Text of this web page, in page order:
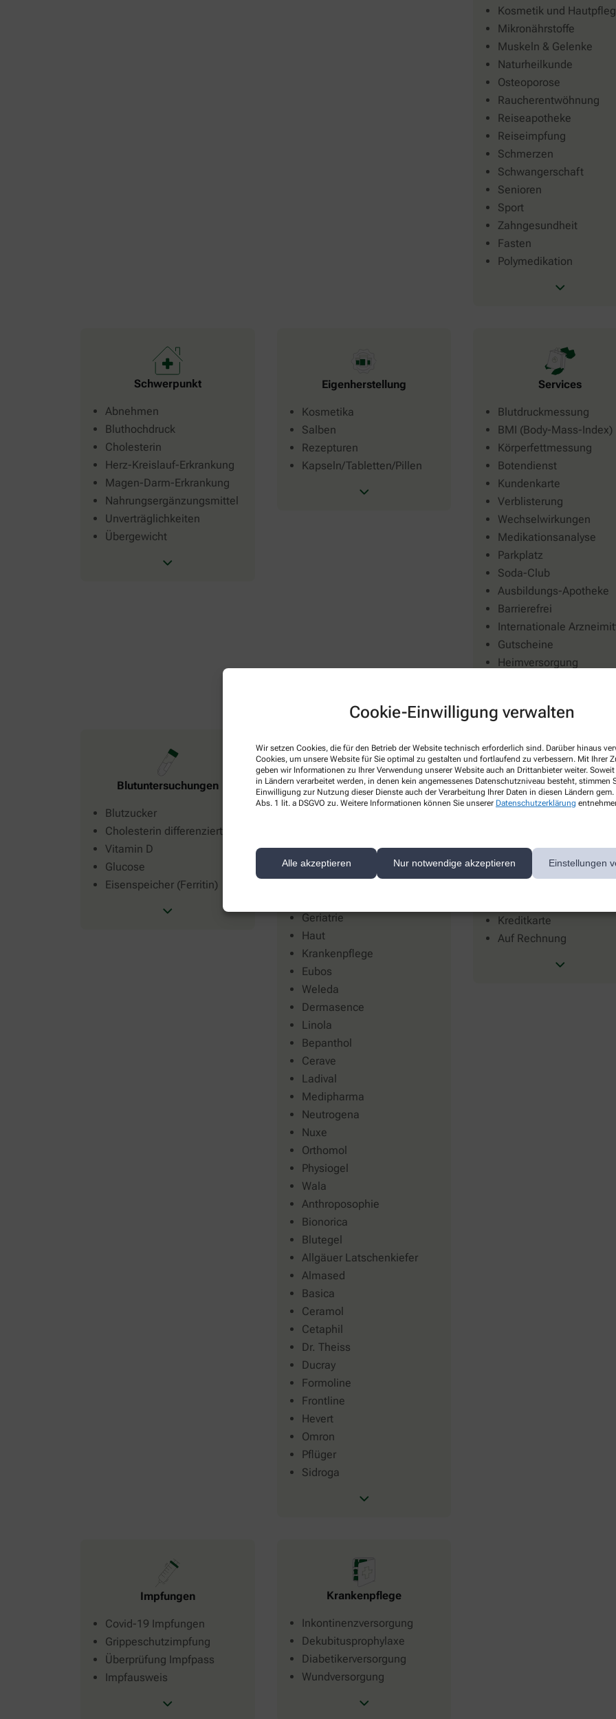
Cookie-Einwilligung verwalten
Wir setzen Cookies, die für den Betrieb der Website technisch erforderlich sind. Darüber hinaus
Cookies, um unsere Website für Sie optimal zu gestalten und fortlaufend zu verbessern. Mit Ihrer
geben wir Informationen zu Ihrer Verwendung unserer Website auch an Drittanbieter weiter.
in Ländern verarbeitet werden, in denen kein angemessenes Datenschutzniveau besteht, stimmen
Einwilligung zur Nutzung dieser Dienste auch der Verarbeitung Ihrer Daten in diesen Ländern
Abs. 1 lit. a DSGVO zu. Weitere Informationen können Sie unserer Datenschutzerklärung
Alle akzeptieren Nur notwendige akzeptieren Einstellungen
Kosmetik und
Mikronährstoffe
Muskeln & Gelenke
Naturheilkunde
Osteoporose
Raucherentwöhnung
Reiseapotheke
Reiseimpfung
Schmerzen
Schwangerschaft
Senioren
Sport
Zahngesundheit
Fasten
Polymedikation
Schwerpunkt
Abnehmen
Bluthochdruck
Cholesterin
Herz-Kreislauf-Erkrankung
Magen-Darm-Erkrankung
Nahrungsergänzungsmittel
Unverträglichkeiten
Übergewicht
Eigenherstellung
Kosmetika
Salben
Rezepturen
Kapseln/Tabletten/Pillen
Services
Blutdruckmessung
BMI (Body-Mass-Index)
Körperfettmessung
Botendienst
Kundenkarte
Verblisterung
Wechselwirkungen
Medikationsanalyse
Parkplatz
Soda-Club
Ausbildungs-Apotheke
Barrierefrei
Internationale
Gutscheine
Heimversorgung
Blutuntersuchungen
Blutzucker
Cholesterin differenziert
Vitamin D
Glucose
Eisenspeicher (Ferritin)
Spezialisierungen
(Medipharma)
La Roche-Posay
Biochemie/Schüssler Salze
Geriatrie
Haut
Krankenpflege
Eubos
Weleda
Dermasence
Linola
Bepanthol
Cerave
Ladival
Medipharma
Neutrogena
Nuxe
Orthomol
Physiogel
Wala
Anthroposophie
Bionorica
Blutegel
Allgäuer Latschenkiefer
Almased
Basica
Ceramol
Cetaphil
Dr. Theiss
Ducray
Formoline
Frontline
Hevert
Omron
Pflüger
Sidroga
Zahlungsarten
Mastercard
Paypal
Kreditkarte
Auf Rechnung
Impfungen
Covid-19 Impfungen
Grippeschutzimpfung
Überprüfung Impfpass
Impfausweis
Krankenpflege
Inkontinenzversorgung
Dekubitusprophylaxe
Diabetikerversorgung
Wundversorgung